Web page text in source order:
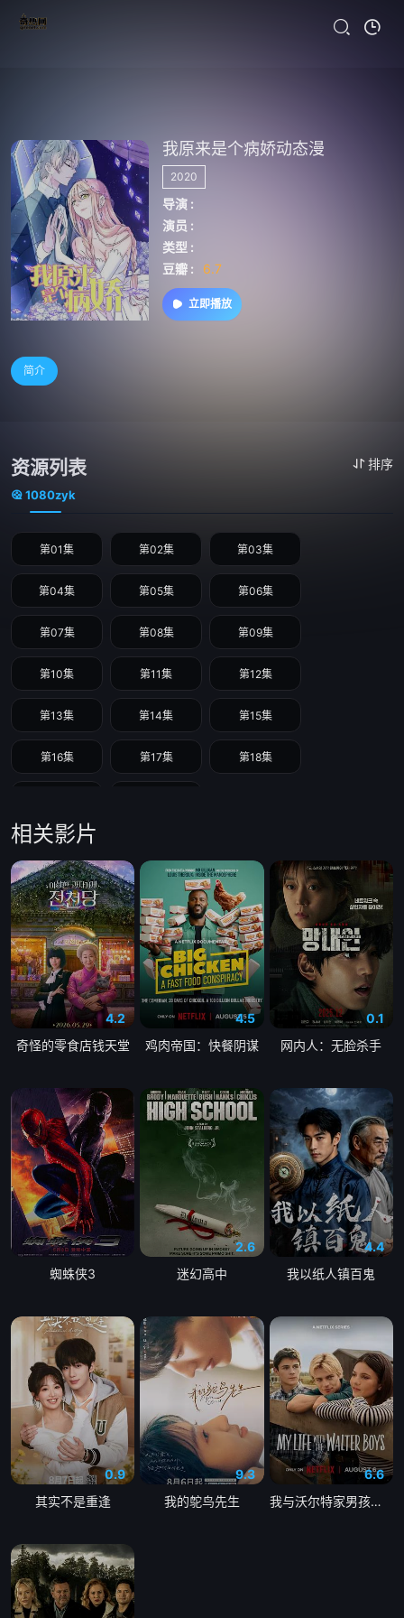
我原来是个病娇动态漫
2020
导演 :
演员 :
类型 :
豆瓣 :
6.7
立即播放
简介
资源列表 排序
1080zyk
第01集 第02集 第03集
第04集 第05集 第06集
第07集 第08集 第09集
第10集 第11集 第12集
第13集 第14集 第15集
第16集 第17集 第18集
相关影片
4.2
奇怪的零食店钱天堂
4.5
鸡肉帝国：快餐阴谋
0.1
网内人：无脸杀手
蜘蛛侠3
2.6
迷幻高中
4.4
我以纸人镇百鬼
0.9
其实不是重逢
9.3
我的鸵鸟先生
6.6
我与沃尔特家男孩的生活第三季